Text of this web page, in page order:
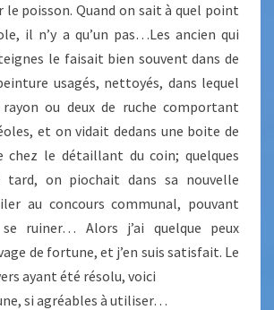
poisson. Quand on sait à quel point
il n’y a qu’un pas…Les ancien qui
le faisait bien souvent dans de
usagés, nettoyés, dans lequel
ou deux de ruche comportant
et on vidait dedans une boite de
chez le détaillant du coin; quelques
tard, on piochait dans sa nouvelle
au concours communal, pouvant
ruiner… Alors j’ai quelque peux
de fortune, et j’en suis satisfait. Le
ayant été résolu, voici
si agréables à utiliser…